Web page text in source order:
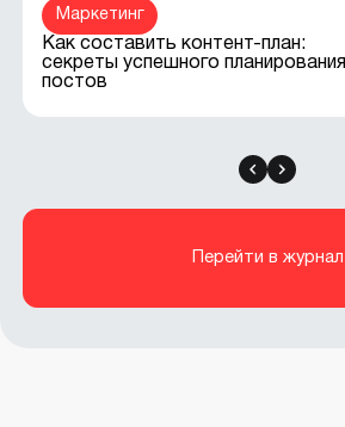
Маркетинг
Как составить контент-план:
секреты успешного планирования
постов
Перейти в журнал